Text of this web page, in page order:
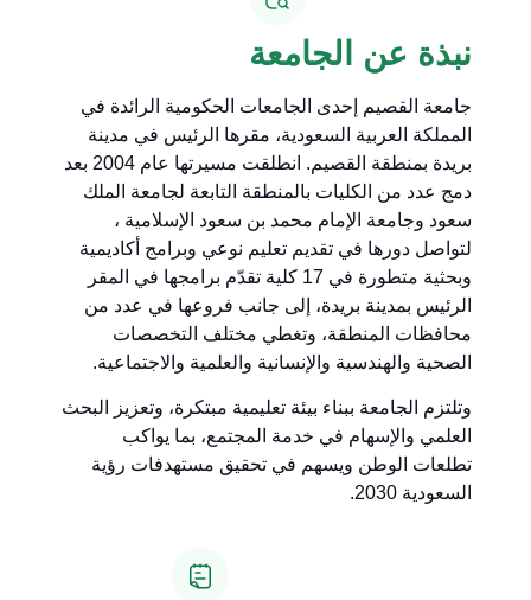
نبذة عن الجامعة
جامعة القصيم إحدى الجامعات الحكومية الرائدة في
المملكة العربية السعودية، مقرها الرئيس في مدينة
بريدة بمنطقة القصيم. انطلقت مسيرتها عام 2004 بعد
دمج عدد من الكليات بالمنطقة التابعة لجامعة الملك
سعود وجامعة الإمام محمد بن سعود الإسلامية ،
لتواصل دورها في تقديم تعليم نوعي وبرامج أكاديمية
وبحثية متطورة في 17 كلية تقدّم برامجها في المقر
الرئيس بمدينة بريدة، إلى جانب فروعها في عدد من
محافظات المنطقة، وتغطي مختلف التخصصات
الصحية والهندسية والإنسانية والعلمية والاجتماعية.
وتلتزم الجامعة ببناء بيئة تعليمية مبتكرة، وتعزيز البحث
العلمي والإسهام في خدمة المجتمع، بما يواكب
تطلعات الوطن ويسهم في تحقيق مستهدفات رؤية
السعودية 2030.